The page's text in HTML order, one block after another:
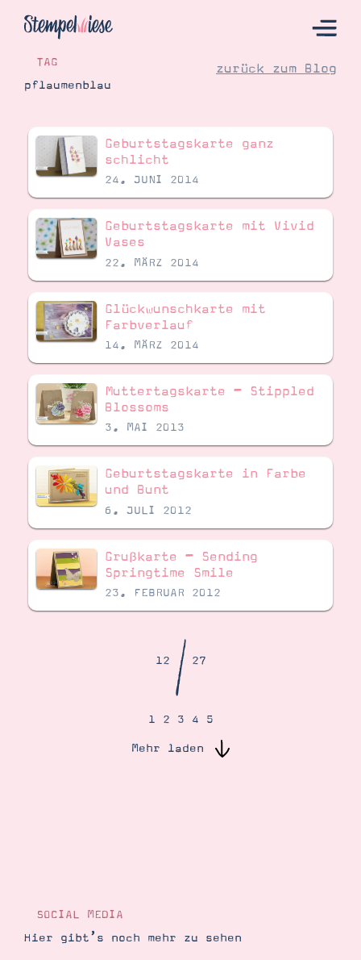
Hier Starten
Katalog
Bestellen
Demonstrator werden
Blog
Gutscheine
Produkte erklärt
Über mich
Über Stampin’ Up!
Tipps & Tricks
Ordnungstipps
TAG
pflaumenblau
zurück zum Blog
Geburtstagskarte ganz
schlicht
24. JUNI 2014
Geburtstagskarte mit Vivid
Vases
22. MÄRZ 2014
Glückwunschkarte mit
Farbverlauf
14. MÄRZ 2014
Muttertagskarte – Stippled
Blossoms
3. MAI 2013
Geburtstagskarte in Farbe
und Bunt
6. JULI 2012
Grußkarte – Sending
Springtime Smile
23. FEBRUAR 2012
12/27
1 2 3 4 5
Mehr laden
SOCIAL MEDIA
Hier gibt’s noch mehr zu sehen